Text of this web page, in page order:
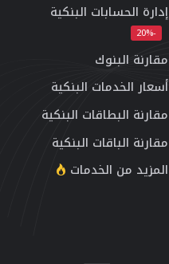
إدارة الحسابات البنكية
-20%
مقارنة البنوك
أسعار الخدمات البنكية
مقارنة البطاقات البنكية
مقارنة الباقات البنكية
المزيد من الخدمات